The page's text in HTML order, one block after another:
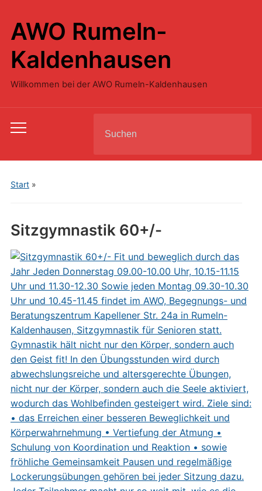
AWO Rumeln-
Kaldenhausen
Willkommen bei der AWO Rumeln-Kaldenhausen
Toggle
menu
for:
Start»
Sitzgymnastik 60+/-